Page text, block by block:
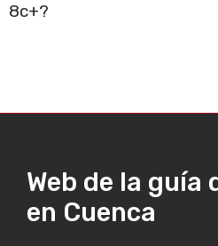
8c+?
Web de la guía
en Cuenca